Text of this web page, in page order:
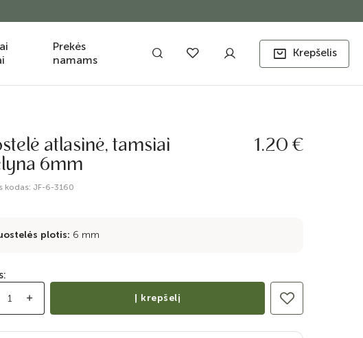
Prekės
namams
Krepšelis
atlasinė, tamsiai
6mm
kodas: JF-6-3160
1.20 €
plotis: 6 mm
Į krepšelį